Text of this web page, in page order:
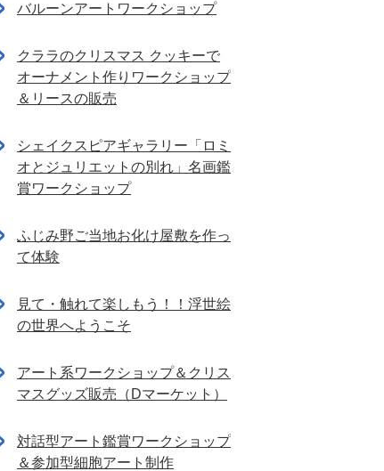
バルーンアートワークショップ
クララのクリスマス クッキーで
オーナメント作りワークショップ
＆リースの販売
シェイクスピアギャラリー「ロミ
オとジュリエットの別れ」名画鑑
賞ワークショップ
ふじみ野ご当地お化け屋敷を作っ
て体験
見て・触れて楽しもう！！浮世絵
の世界へようこそ
アート系ワークショップ＆クリス
マスグッズ販売（Dマーケット）
対話型アート鑑賞ワークショップ
＆参加型細胞アート制作